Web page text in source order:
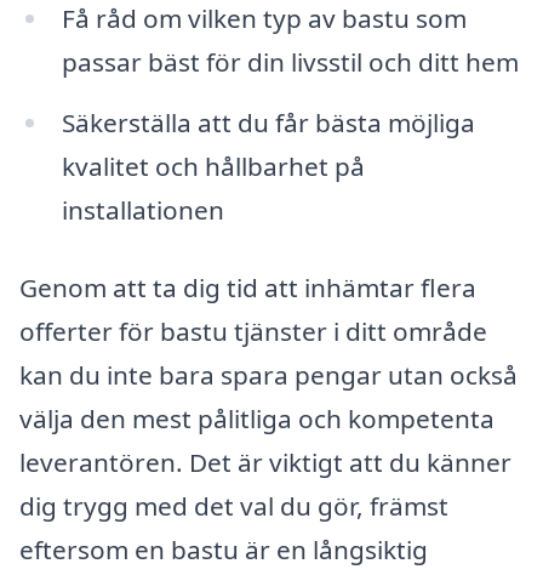
Få råd om vilken typ av bastu som
passar bäst för din livsstil och ditt hem
Säkerställa att du får bästa möjliga
kvalitet och hållbarhet på
installationen
Genom att ta dig tid att inhämtar flera
offerter för bastu tjänster i ditt område
kan du inte bara spara pengar utan också
välja den mest pålitliga och kompetenta
leverantören. Det är viktigt att du känner
dig trygg med det val du gör, främst
eftersom en bastu är en långsiktig